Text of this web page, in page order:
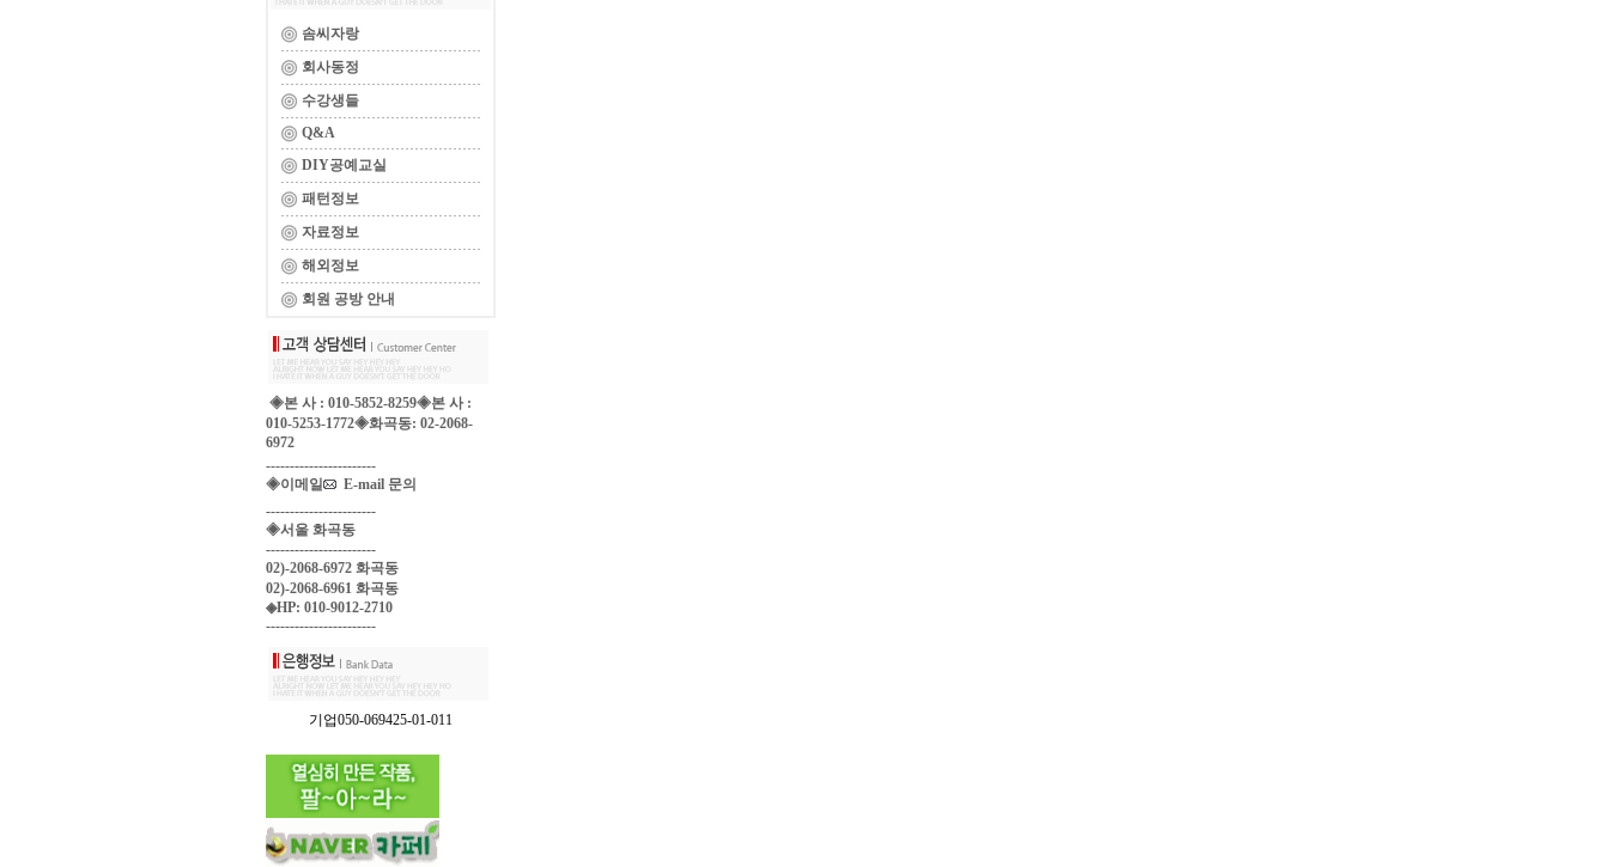
솜씨자랑
회사동정
수강생들
Q&A
DIY공예교실
패턴정보
자료정보
해외정보
회원 공방 안내
◈본 사 : 010-5852-8259◈본 사 :
010-5253-1772◈화곡동: 02-2068-
6972
-----------------------
◈이메일
E-mail 문의
-----------------------
◈서울 화곡동
-----------------------
02)-2068-6972 화곡동
02)-2068-6961 화곡동
◈HP: 010-9012-2710
-----------------------
기업050-069425-01-011